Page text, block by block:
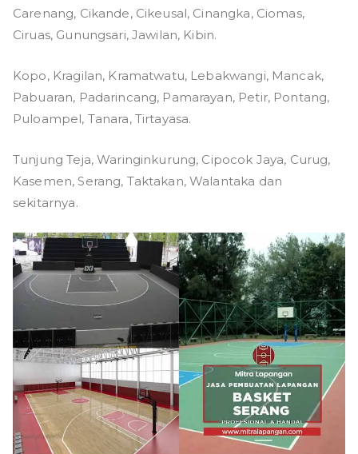
Carenang, Cikande, Cikeusal, Cinangka, Ciomas,
Ciruas, Gunungsari, Jawilan, Kibin.
Kopo, Kragilan, Kramatwatu, Lebakwangi, Mancak,
Pabuaran, Padarincang, Pamarayan, Petir, Pontang,
Puloampel, Tanara, Tirtayasa.
Tunjung Teja, Waringinkurung, Cipocok Jaya, Curug,
Kasemen, Serang, Taktakan, Walantaka dan
sekitarnya.